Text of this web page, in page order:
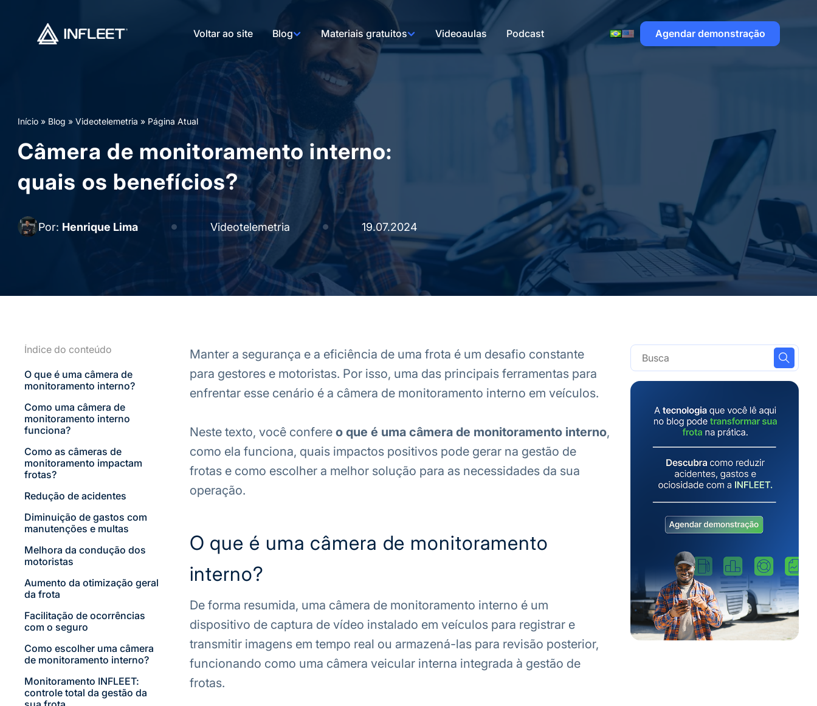
Voltar ao site Blog Materiais gratuitos Videoaulas Podcast Agendar demonstração
Início » Blog » Videotelemetria » Página Atual
Câmera de monitoramento interno:
quais os benefícios?
Por: Henrique Lima Videotelemetria 19.07.2024
Índice do conteúdo
O que é uma câmera de
monitoramento interno?
Como uma câmera de
monitoramento interno
funciona?
Como as câmeras de
monitoramento impactam
frotas?
Redução de acidentes
Diminuição de gastos com
manutenções e multas
Melhora da condução dos
motoristas
Aumento da otimização geral
da frota
Facilitação de ocorrências
com o seguro
Como escolher uma câmera
de monitoramento interno?
Monitoramento INFLEET:
controle total da gestão da
Manter a segurança e a eficiência de uma frota é um desafio constante
para gestores e motoristas. Por isso, uma das principais ferramentas para
enfrentar esse cenário é a câmera de monitoramento interno em veículos.
Neste texto, você confere o que é uma câmera de monitoramento interno,
como ela funciona, quais impactos positivos pode gerar na gestão de
frotas e como escolher a melhor solução para as necessidades da sua
operação.
O que é uma câmera de monitoramento
interno?
De forma resumida, uma câmera de monitoramento interno é um
dispositivo de captura de vídeo instalado em veículos para registrar e
transmitir imagens em tempo real ou armazená-las para revisão posterior,
funcionando como uma câmera veicular interna integrada à gestão de
frotas.